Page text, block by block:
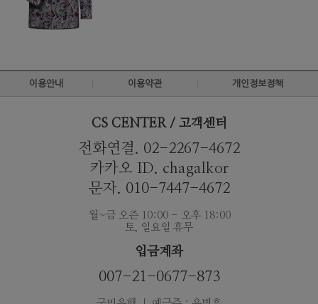
이용안내 이용약관 개인정보정책
CS CENTER / 고객센터
전화연결. 02-2267-4672
카카오 ID. chagalkor
문자. 010-7447-4672
월~금 오즌 10:00 - 오후 18:00
토, 일요일 휴무
입금계좌
007-21-0677-873